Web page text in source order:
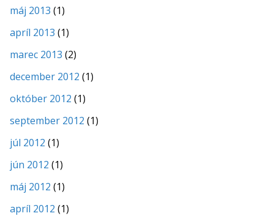
máj 2013 (1)
apríl 2013 (1)
marec 2013 (2)
december 2012 (1)
október 2012 (1)
september 2012 (1)
júl 2012 (1)
jún 2012 (1)
máj 2012 (1)
apríl 2012 (1)